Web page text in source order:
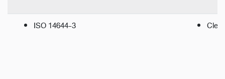
ISO 14644-3